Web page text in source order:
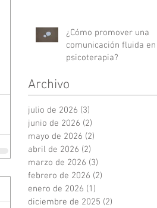
¿Cómo promover una
comunicación fluida en
psicoterapia?
Archivo
julio de 2026 (3)
junio de 2026 (2)
mayo de 2026 (2)
abril de 2026 (2)
marzo de 2026 (3)
febrero de 2026 (2)
enero de 2026 (1)
diciembre de 2025 (2)